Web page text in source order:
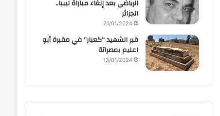
الرياضي بعد إلغاء مباراة ليبيا..
الجزائر
21/01/2024
قبر الشهيد “كعبار” في مقبرة أبو
اعليم بمصراتة
13/01/2024